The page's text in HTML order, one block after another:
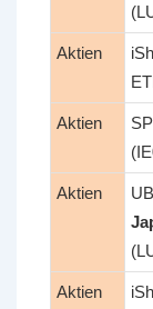
Aktien
Aktien
Aktien
Aktien